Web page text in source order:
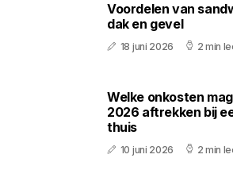
Voordelen van
dak en gevel
18 juni 2026 2 min
Welke onkosten
2026 aftrekken bij
thuis
10 juni 2026 2 min